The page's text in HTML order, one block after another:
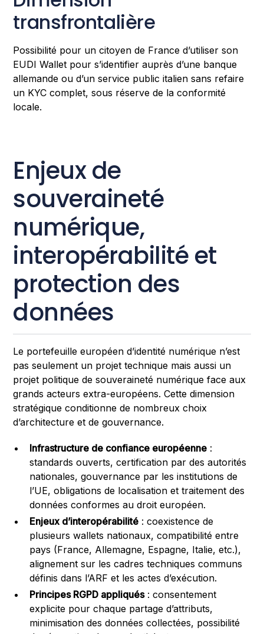
transfrontalière
Possibilité pour un citoyen de France d’utiliser son
EUDI Wallet pour s’identifier auprès d’une banque
allemande ou d’un service public italien sans refaire
un KYC complet, sous réserve de la conformité
locale.
Enjeux de
souveraineté
numérique,
interopérabilité et
protection des
données
Le portefeuille européen d’identité numérique n’est
pas seulement un projet technique mais aussi un
projet politique de souveraineté numérique face aux
grands acteurs extra-européens. Cette dimension
stratégique conditionne de nombreux choix
d’architecture et de gouvernance.
Infrastructure de confiance européenne :
standards ouverts, certification par des autorités
nationales, gouvernance par les institutions de
l’UE, obligations de localisation et traitement des
données conformes au droit européen.
Enjeux d’interopérabilité : coexistence de
plusieurs wallets nationaux, compatibilité entre
pays (France, Allemagne, Espagne, Italie, etc.),
alignement sur les cadres techniques communs
définis dans l’ARF et les actes d’exécution.
Principes RGPD appliqués: consentement
explicite pour chaque partage d’attributs,
minimisation des données collectées, possibilité